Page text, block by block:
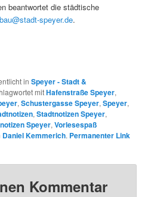
beantwortet die städtische
speyer.de.
inSpeyer - Stadt &
mitHafenstraße Speyer,
,Schustergasse Speyer,Speyer,
,Stadtnotizen Speyer,
Speyer,Vorlesespaß
Daniel Kemmerich. Permanenter Link
Kommentar